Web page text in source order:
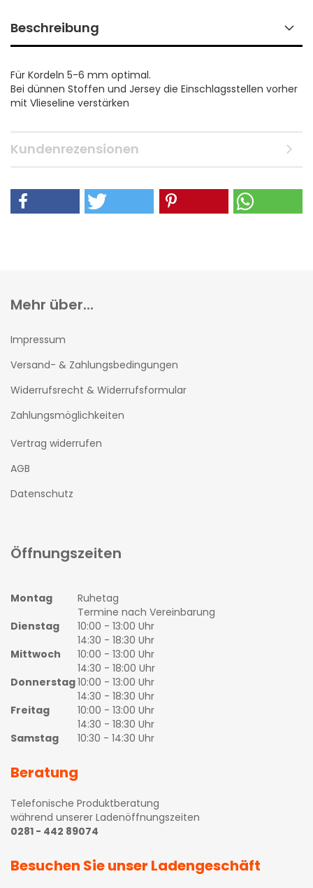
Beschreibung
Für Kordeln 5-6 mm optimal.
Bei dünnen Stoffen und Jersey die Einschlagsstellen vorher
mit Vlieseline verstärken
Kundenrezensionen
Mehr über...
Impressum
Versand- & Zahlungsbedingungen
Widerrufsrecht & Widerrufsformular
Zahlungsmöglichkeiten
Vertrag widerrufen
AGB
Datenschutz
Öffnungszeiten
Montag
Ruhetag
Termine nach Vereinbarung
Dienstag
10:00 - 13:00 Uhr
14:30 - 18:30 Uhr
Mittwoch
10:00 - 13:00 Uhr
14:30 - 18:00 Uhr
Donnerstag10:00 - 13:00 Uhr
14:30 - 18:30 Uhr
Freitag
10:00 - 13:00 Uhr
14:30 - 18:30 Uhr
Samstag
10:30 - 14:30 Uhr
Beratung
Telefonische Produktberatung
während unserer Ladenöffnungszeiten
0281 - 442 89074
Besuchen Sie unser Ladengeschäft